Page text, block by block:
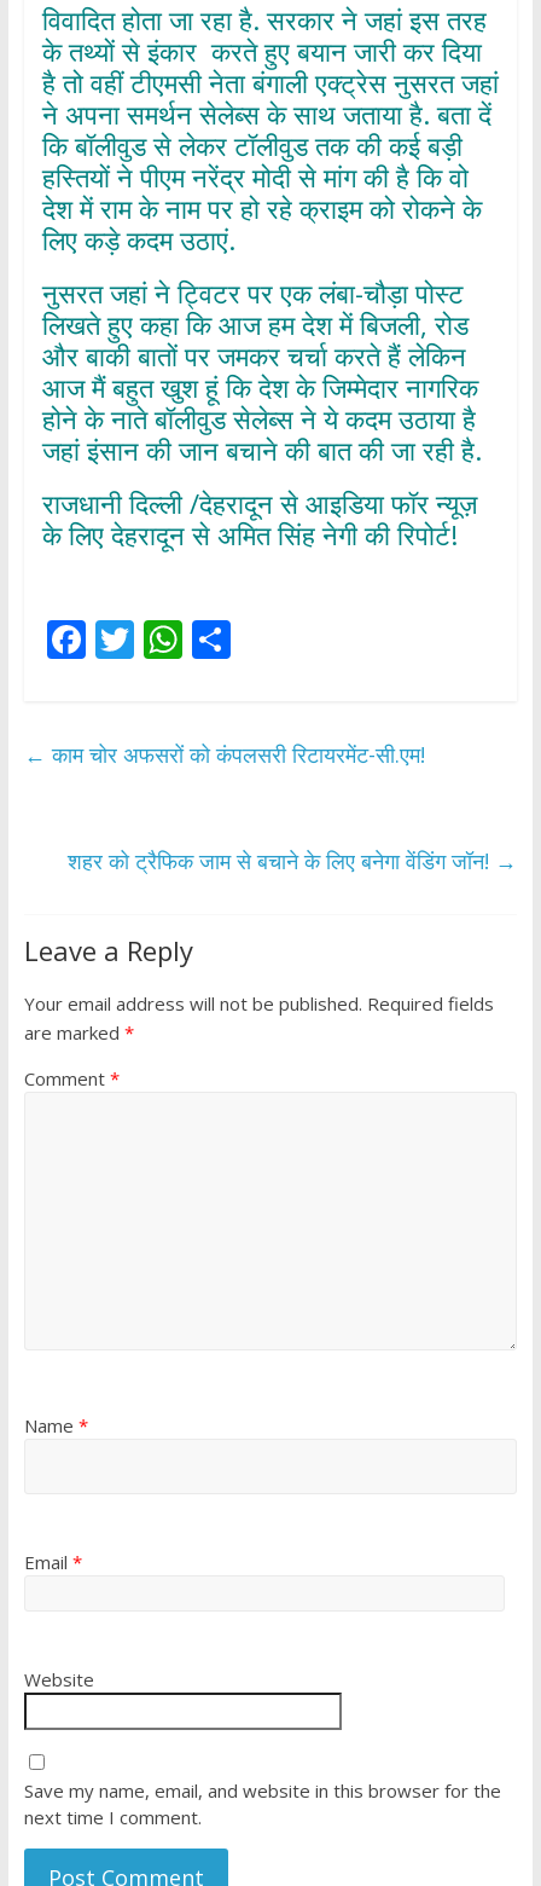
विवादित होता जा रहा है. सरकार ने जहां इस तरह
के तथ्यों से इंकार करते हुए बयान जारी कर दिया
है तो वहीं टीएमसी नेता बंगाली एक्ट्रेस नुसरत जहां
ने अपना समर्थन सेलेब्स के साथ जताया है. बता दें
कि बॉलीवुड से लेकर टॉलीवुड तक की कई बड़ी
हस्तियों ने पीएम नरेंद्र मोदी से मांग की है कि वो
देश में राम के नाम पर हो रहे क्राइम को रोकने के
लिए कड़े कदम उठाएं.
नुसरत जहां ने ट्विटर पर एक लंबा-चौड़ा पोस्ट
लिखते हुए कहा कि आज हम देश में बिजली, रोड
और बाकी बातों पर जमकर चर्चा करते हैं लेकिन
आज मैं बहुत खुश हूं कि देश के जिम्मेदार नागरिक
होने के नाते बॉलीवुड सेलेब्स ने ये कदम उठाया है
जहां इंसान की जान बचाने की बात की जा रही है.
राजधानी दिल्ली /देहरादून से आइडिया फॉर न्यूज़
के लिए देहरादून से अमित सिंह नेगी की रिपोर्ट!
F
b
k
T
er
W
s
p
S
e
← काम चोर अफसरों को कंपलसरी रिटायरमेंट-सी.एम!
शहर को ट्रैफिक जाम से बचाने के लिए बनेगा वेंडिंग जॉन! →
Leave a Reply
Your email address will not be published. Required fields
are marked *
Comment *
Name *
Email *
Website
Save my name, email, and website in this browser for the
next time I comment.